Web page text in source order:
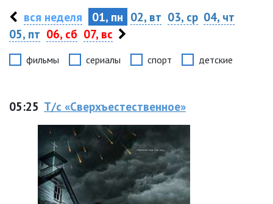
вся неделя 01, пн 02, вт 03, ср 04, чт
05, пт 06, сб 07, вс
фильмы сериалы спорт детские
05:25 Т/с «Сверхъестественное»